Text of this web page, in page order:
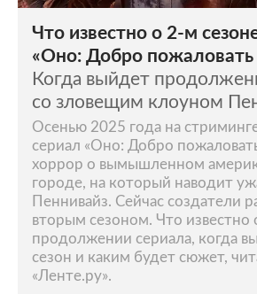
Что известно о 2-м
«Оно: Добро пожаловать
Когда выйдет
со зловещим клоуном
Осенью 2025 года на
сериал «Оно: Добро
хоррор о вымышленном
городе, на который наводит
Пеннивайз. Сейчас создатели
вторым сезоном. Что известно
продолжении сериала, когда
сезон и каким будет сюжет,
«Ленте.ру».